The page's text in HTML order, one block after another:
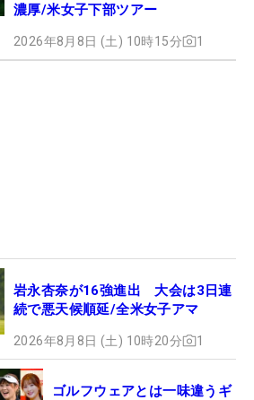
濃厚/米女子下部ツアー
2026年8月8日 (土) 10時15分 1
岩永杏奈が16強進出 大会は3日連
続で悪天候順延/全米女子アマ
2026年8月8日 (土) 10時20分 1
ゴルフウェアとは一味違うギ